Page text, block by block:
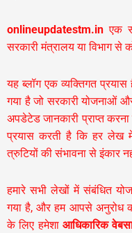
onlineupdatestm.in एक
सरकारी मंत्रालय या विभाग से
यह ब्लॉग एक व्यक्तिगत
गया है जो सरकारी योजनाओं
अपडेटेड जानकारी प्राप्त
प्रयास करती है कि हर लेख
त्रुटियों की संभावना से इंकार
हमारे सभी लेखों में संबंधित
गया है, और हम आपसे अनुरोध
के लिए हमेशा आधिकारिक